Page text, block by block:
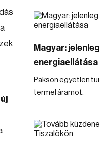
Magyar:
energiaellátása
Pakson egyetlen
termel áramot.